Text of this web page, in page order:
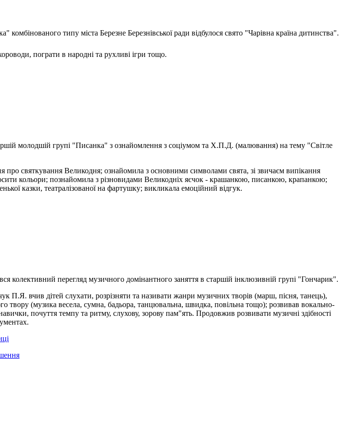
типу міста Березне Березнівської ради відбулося свято "Чарівна країна дитинства".
пограти в народні та рухливі ігри тощо.
молодшій групі "Писанка" з ознайомлення з соціумом та Х.П.Д. (малювання) на тему "Світле
святкування Великодня; ознайомила з основними символами свята, зі звичаєм випікання
кольори; познайомила з різновидами Великодніх яєчок - крашанкою, писанкою, крапанкою;
казки, театралізованої на фартушку; викликала емоційний відгук.
колективний перегляд музичного домінантного заняття в старшій інклюзивній групі "Гончарик".
П.Я. вчив дітей слухати, розрізняти та називати жанри музичних творів (марш, пісня, танець),
твору (музика весела, сумна, бадьора, танцювальна, швидка, повільна тощо); розвивав вокально-
почуття темпу та ритму, слухову, зорову пам"ять. Продовжив розвивати музичні здібності